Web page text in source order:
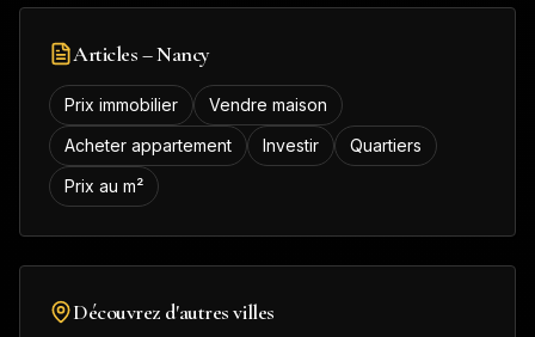
Articles –Nancy
Prix immobilier
Vendre maison
Acheter appartement
Investir
Quartiers
Prix au m²
Découvrez d'autres villes